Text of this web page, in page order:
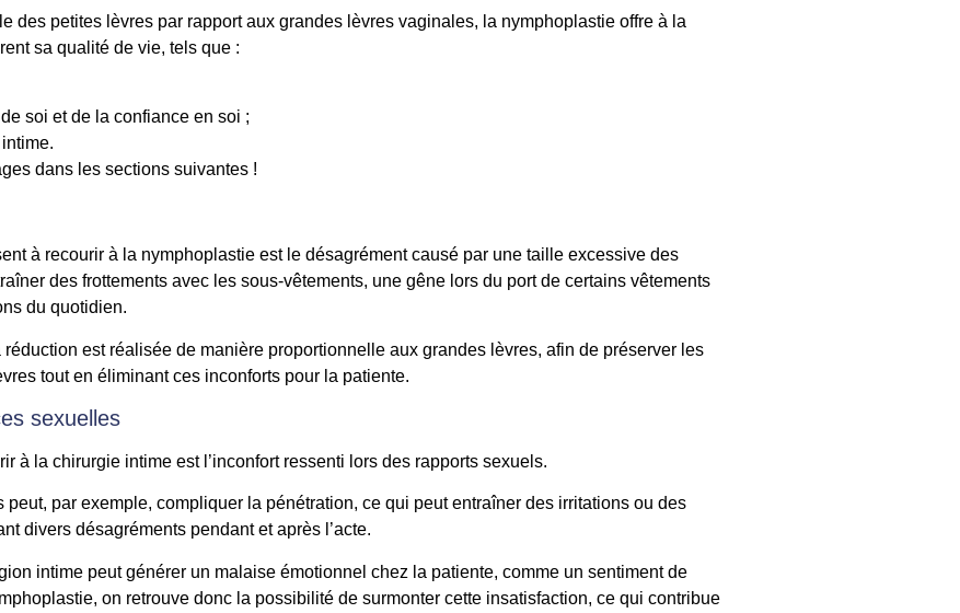
des petites lèvres par rapport aux grandes lèvres vaginales, la nymphoplastie offre à la
sa qualité de vie, tels que :
soi et de la confiance en soi ;
dans les sections suivantes !
à recourir à la nymphoplastie est le désagrément causé par une taille excessive des
des frottements avec les sous-vêtements, une gêne lors du port de certains vêtements
du quotidien.
réduction est réalisée de manière proportionnelle aux grandes lèvres, afin de préserver les
tout en éliminant ces inconforts pour la patiente.
sexuelles
à la chirurgie intime est l’inconfort ressenti lors des rapports sexuels.
peut, par exemple, compliquer la pénétration, ce qui peut entraîner des irritations ou des
divers désagréments pendant et après l’acte.
intime peut générer un malaise émotionnel chez la patiente, comme un sentiment de
on retrouve donc la possibilité de surmonter cette insatisfaction, ce qui contribue